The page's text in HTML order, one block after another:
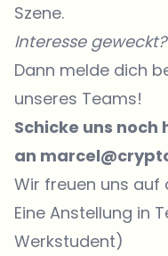
Szene.
Interesse geweckt?
Dann melde dich
unseres Teams!
Schicke uns
an
Wir freuen uns auf
Eine Anstellung in
Werkstudent)